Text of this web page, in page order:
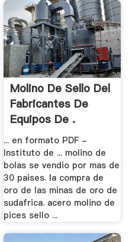
Molino De Sello Del
Fabricantes De
Equipos De .
... en formato PDF -
Instituto de ... molino de
bolas se vendio por mas de
30 paises. la compra de
oro de las minas de oro de
sudafrica. acero molino de
pices sello ...